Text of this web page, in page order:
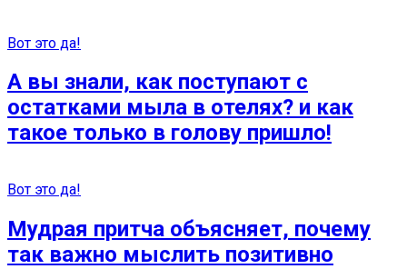
Вот это да!
А вы знали, как поступают с
остатками мыла в отелях? и как
такое только в голову пришло!
Вот это да!
Мудрая притча объясняет, почему
так важно мыслить позитивно